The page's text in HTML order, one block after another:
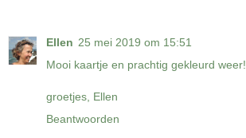
Ellen 25 mei 2019 om 15:51
Mooi kaartje en prachtig gekleurd weer!
groetjes, Ellen
Beantwoorden